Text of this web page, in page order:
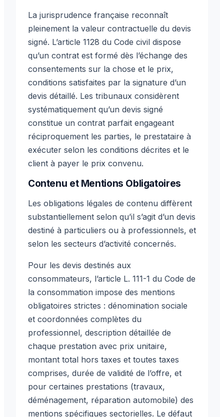
La jurisprudence française reconnaît
pleinement la valeur contractuelle du devis
signé. L’article 1128 du Code civil dispose
qu’un contrat est formé dès l’échange des
consentements sur la chose et le prix,
conditions satisfaites par la signature d’un
devis détaillé. Les tribunaux considèrent
systématiquement qu’un devis signé
constitue un contrat parfait engageant
réciproquement les parties, le prestataire à
exécuter selon les conditions décrites et le
client à payer le prix convenu.
Contenu et Mentions Obligatoires
Les obligations légales de contenu diffèrent
substantiellement selon qu’il s’agit d’un devis
destiné à particuliers ou à professionnels, et
selon les secteurs d’activité concernés.
Pour les devis destinés aux
consommateurs, l’article L. 111-1 du Code de
la consommation impose des mentions
obligatoires strictes : dénomination sociale
et coordonnées complètes du
professionnel, description détaillée de
chaque prestation avec prix unitaire,
montant total hors taxes et toutes taxes
comprises, durée de validité de l’offre, et
pour certaines prestations (travaux,
déménagement, réparation automobile) des
mentions spécifiques sectorielles. Le défaut